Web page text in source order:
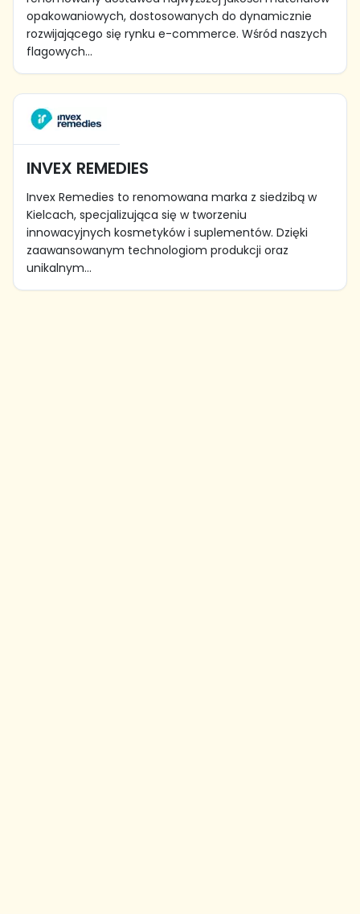
opakowaniowych, dostosowanych do dynamicznie
rozwijającego się rynku e-commerce. Wśród naszych
flagowych...
INVEX REMEDIES
Invex Remedies to renomowana marka z siedzibą w
Kielcach, specjalizująca się w tworzeniu
innowacyjnych kosmetyków i suplementów. Dzięki
zaawansowanym technologiom produkcji oraz
unikalnym...